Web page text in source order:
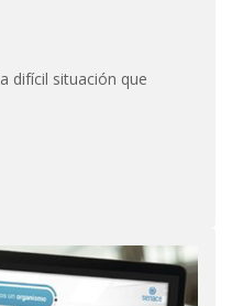
difícil situación que